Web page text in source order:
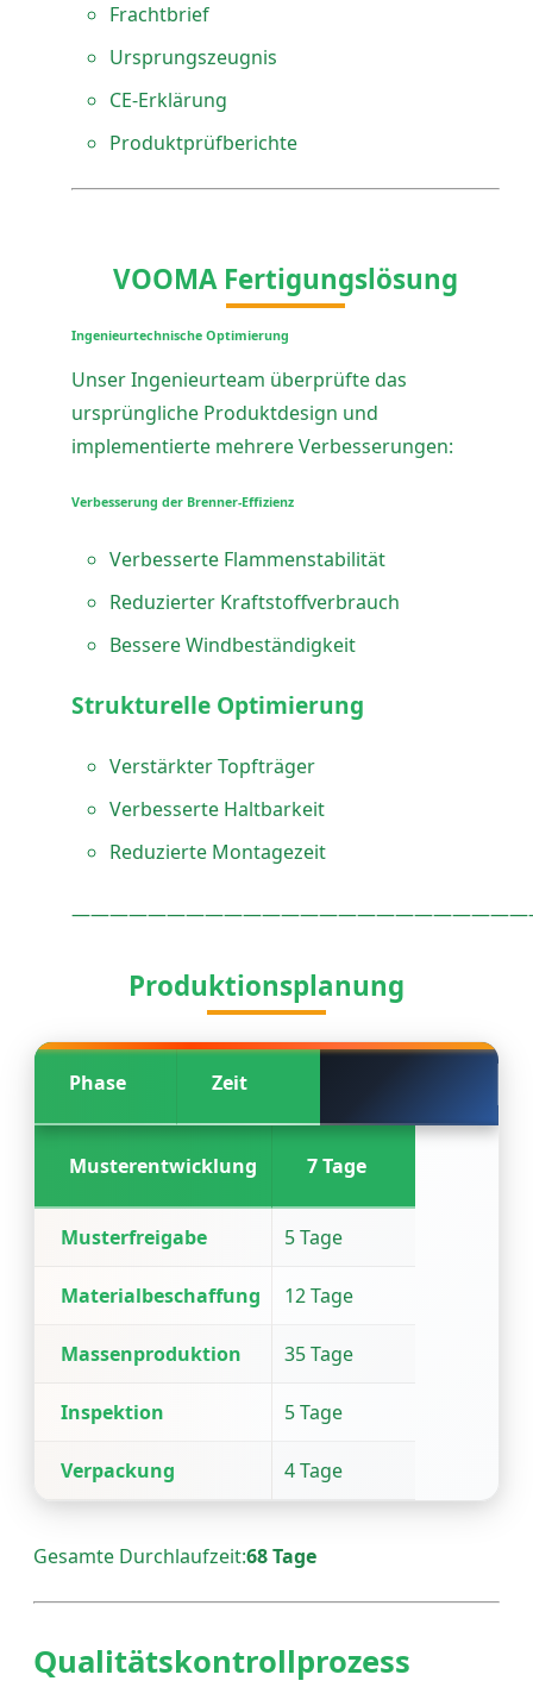
Frachtbrief
Ursprungszeugnis
CE-Erklärung
Produktprüfberichte
VOOMA Fertigungslösung
Ingenieurtechnische Optimierung
Unser Ingenieurteam überprüfte das
ursprüngliche Produktdesign und
implementierte mehrere Verbesserungen:
Verbesserung der Brenner-Effizienz
Verbesserte Flammenstabilität
Reduzierter Kraftstoffverbrauch
Bessere Windbeständigkeit
Strukturelle Optimierung
Verstärkter Topfträger
Verbesserte Haltbarkeit
Reduzierte Montagezeit
Produktionsplanung
Phase Zeit
Musterentwicklung 7 Tage
Musterfreigabe 5 Tage
Materialbeschaffung 12 Tage
Massenproduktion 35 Tage
Inspektion 5 Tage
Verpackung 4 Tage
Gesamte Durchlaufzeit:68 Tage
Qualitätskontrollprozess